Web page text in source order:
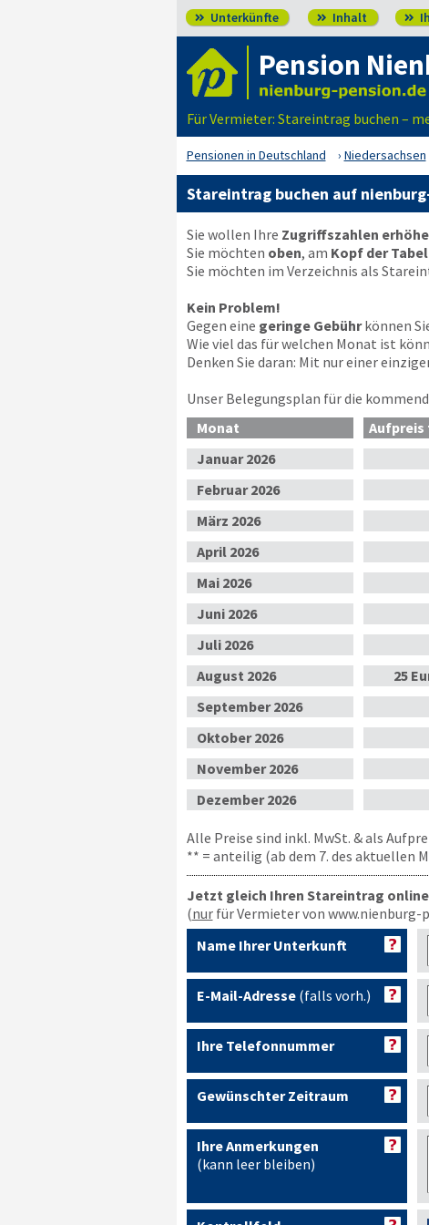
 Unterkünfte  Inhalt 
Pension
Für Vermieter: Stareintrag buchen –
Pensionen in Deutschland Niedersachsen
Stareintrag buchen auf
Sie wollen Ihre Zugriffszahlen
Sie möchten oben, am Kopf der
Sie möchten im Verzeichnis als
Kein Problem!
Gegen eine geringe Gebührkönnen
Wie viel das für welchen Monat ist
Denken Sie daran: Mit nur einer
Unser Belegungsplan für die
Monat
Aufpreis
Januar2026
Februar2026
März 2026
April2026
Mai2026
Juni2026
Juli2026
August 2026 25
September2026
Oktober2026
November2026
Dezember2026
Alle Preise sind inkl. MwSt. & als
** = anteilig (ab dem 7. des aktuellen
Jetzt gleich Ihren Stareintrag
(nurfür Vermieter von www.nienburg-
Name Ihrer Unterkunft
E-Mail-Adresse(falls vorh.)
Ihre Telefonnummer
Gewünschter Zeitraum
Ihre Anmerkungen
(kann leer bleiben)